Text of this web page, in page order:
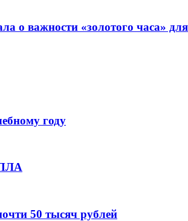
о важности «золотого часа»
году
50 тысяч рублей